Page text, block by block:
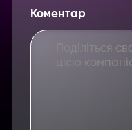
Коментар